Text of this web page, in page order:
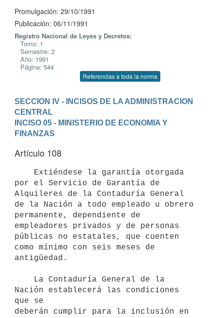
Promulgación: 29/10/1991
Publicación: 06/11/1991
Registro Nacional de Leyes y Decretos:
Tomo: 1
Semestre: 2
Año: 1991
Página: 544
Referencias a toda la norma
SECCION IV - INCISOS DE LA ADMINISTRACION
CENTRAL
INCISO 05 - MINISTERIO DE ECONOMIA Y
FINANZAS
Artículo 108
por el Servicio de Garantía de
Alquileres de la Contaduría General
de la Nación a todo empleado u obrero
permanente, dependiente de
empleadores privados y de personas
públicas no estatales, que cuenten
como mínimo con seis meses de
antigüedad.
Nación establecerá las condiciones
que se
deberán cumplir para la inclusión en